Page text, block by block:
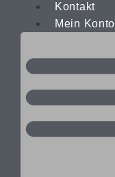
Kontakt
Mein Konto